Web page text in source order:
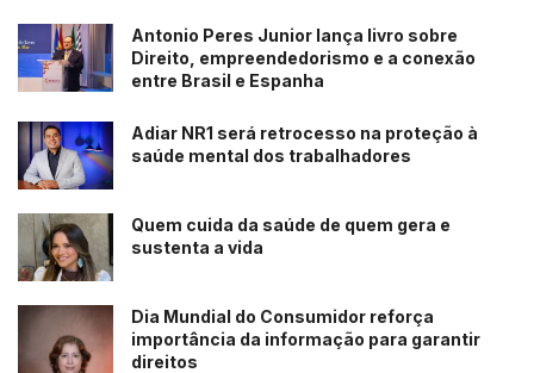
Antonio Peres Junior lança livro sobre
Direito, empreendedorismo e a conexão
entre Brasil e Espanha
Adiar NR1 será retrocesso na proteção à
saúde mental dos trabalhadores
Quem cuida da saúde de quem gera e
sustenta a vida
Dia Mundial do Consumidor reforça
importância da informação para garantir
direitos